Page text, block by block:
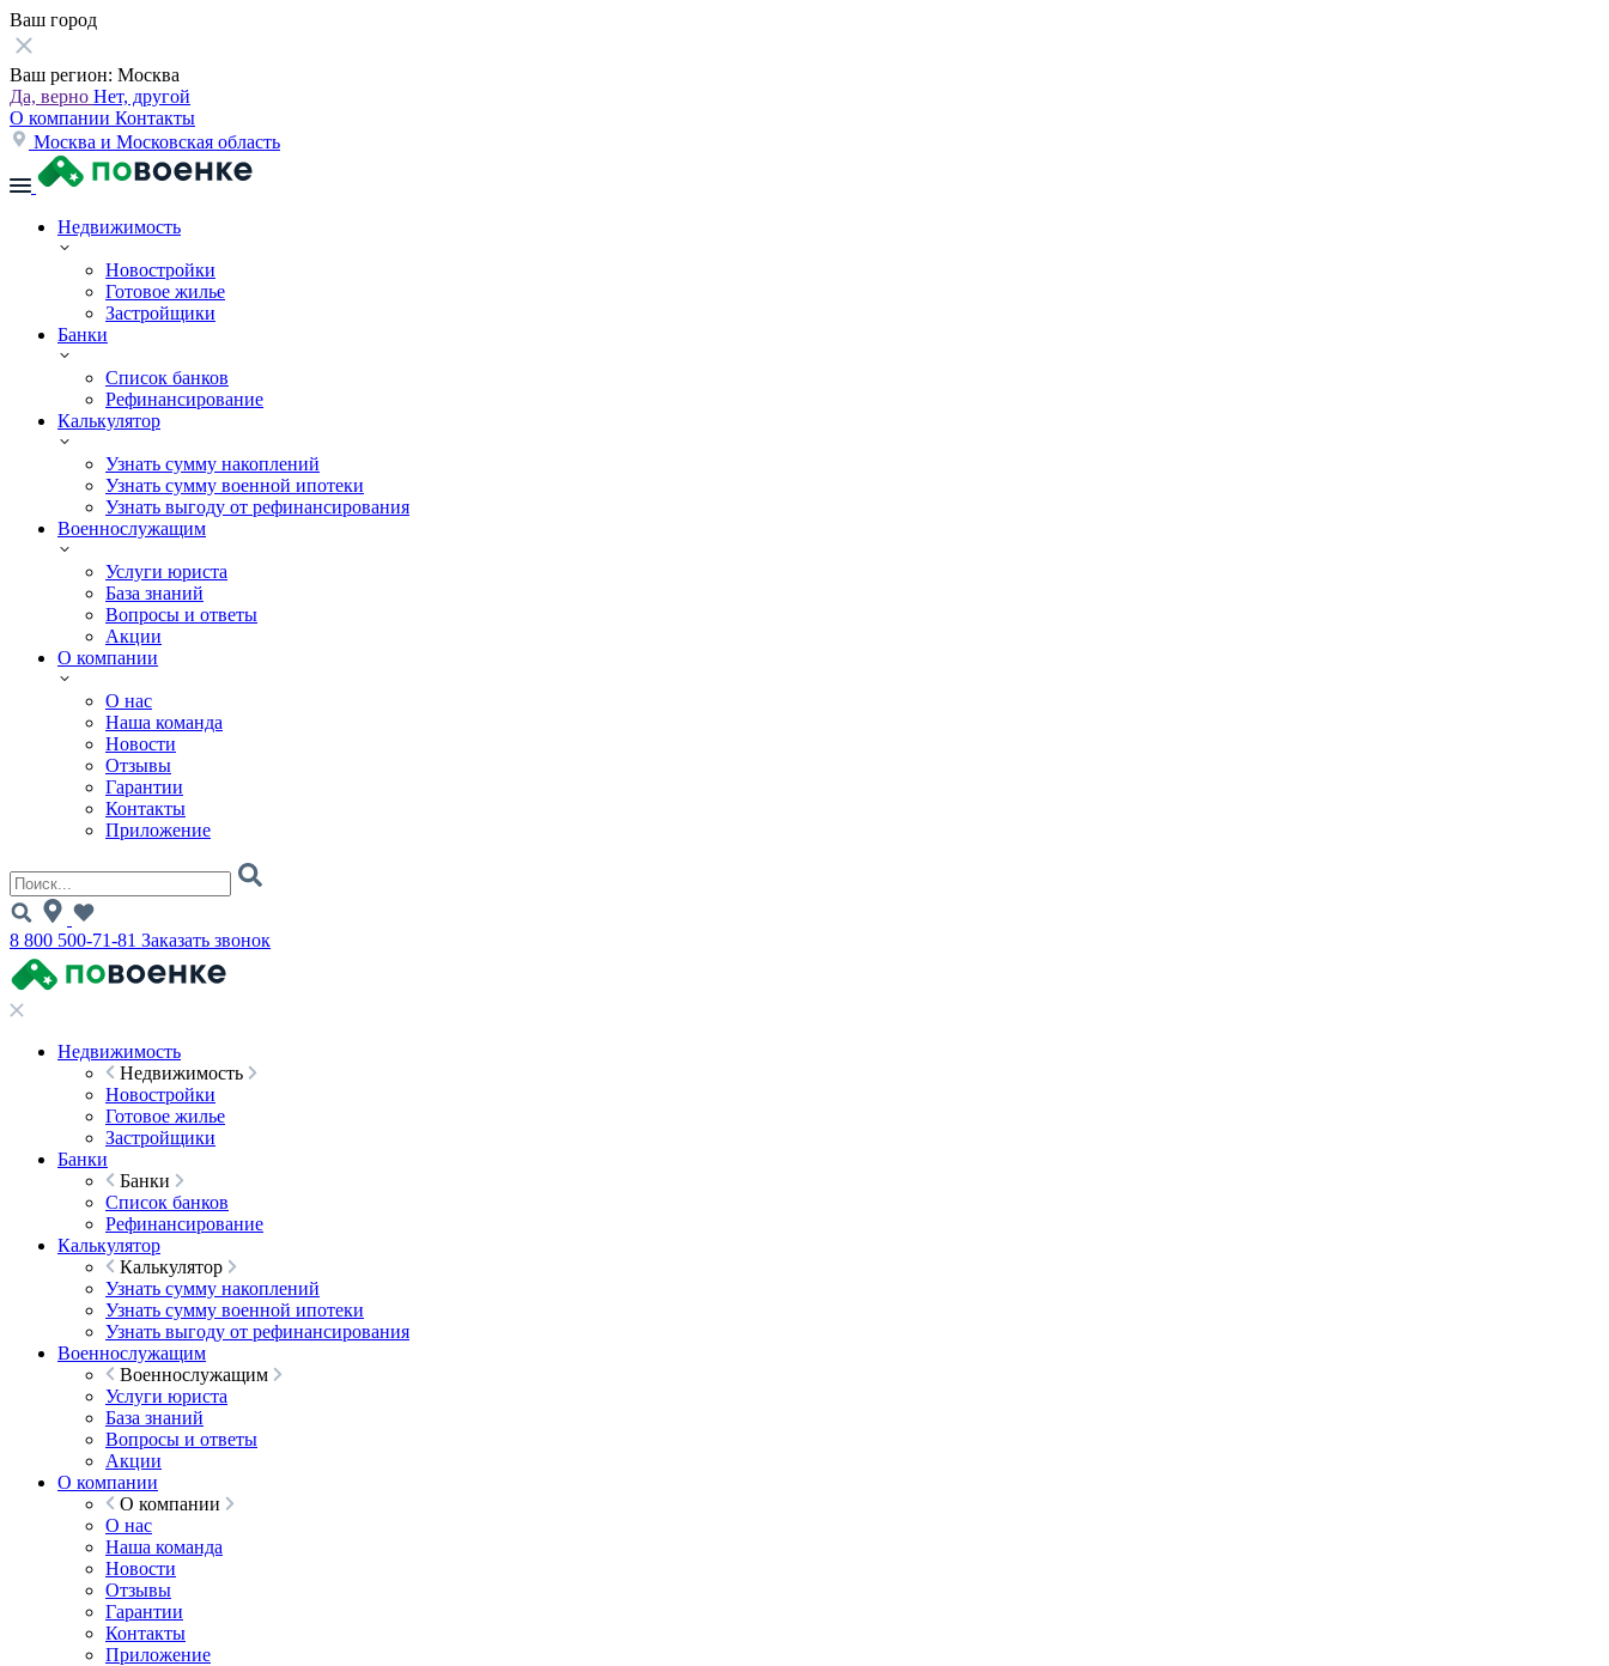
Ваш город
Ваш регион: Москва
Да, верно Нет, другой
О компании Контакты
Москва и Московская область
Недвижимость
Новостройки
Готовое жилье
Застройщики
Банки
Список банков
Рефинансирование
Калькулятор
Узнать сумму накоплений
Узнать сумму военной ипотеки
Узнать выгоду от рефинансирования
Военнослужащим
Услуги юриста
База знаний
Вопросы и ответы
Акции
О компании
О нас
Наша команда
Новости
Отзывы
Гарантии
Контакты
Приложение
8 800 500-71-81 Заказать звонок
Недвижимость
Недвижимость
Новостройки
Готовое жилье
Застройщики
Банки
Банки
Список банков
Рефинансирование
Калькулятор
Калькулятор
Узнать сумму накоплений
Узнать сумму военной ипотеки
Узнать выгоду от рефинансирования
Военнослужащим
Военнослужащим
Услуги юриста
База знаний
Вопросы и ответы
Акции
О компании
О компании
О нас
Наша команда
Новости
Отзывы
Гарантии
Контакты
Приложение